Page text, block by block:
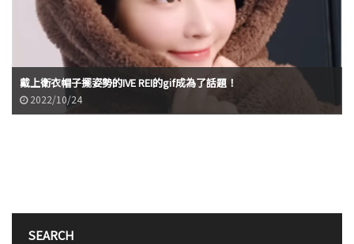
戴上衛衣帽子擺姿勢的IVE REI的gif成為了話題！
2022/10/24
SEARCH